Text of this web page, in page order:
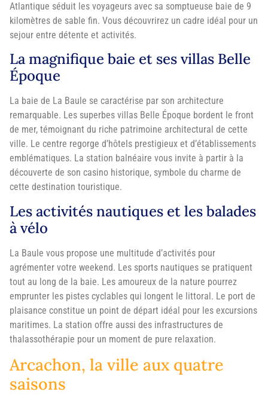
Atlantique séduit les voyageurs avec sa somptueuse baie de 9
kilomètres de sable fin. Vous découvrirez un cadre idéal pour un
sejour entre détente et activités.
La magnifique baie et ses villas Belle
Époque
La baie de La Baule se caractérise par son architecture
remarquable. Les superbes villas Belle Époque bordent le front
de mer, témoignant du riche patrimoine architectural de cette
ville. Le centre regorge d’hôtels prestigieux et d’établissements
emblématiques. La station balnéaire vous invite à partir à la
découverte de son casino historique, symbole du charme de
cette destination touristique.
Les activités nautiques et les balades
à vélo
La Baule vous propose une multitude d’activités pour
agrémenter votre weekend. Les sports nautiques se pratiquent
tout au long de la baie. Les amoureux de la nature pourrez
emprunter les pistes cyclables qui longent le littoral. Le port de
plaisance constitue un point de départ idéal pour les excursions
maritimes. La station offre aussi des infrastructures de
thalassothérapie pour un moment de pure relaxation.
Arcachon, la ville aux quatre
saisons